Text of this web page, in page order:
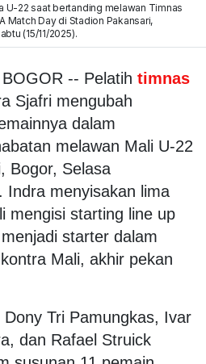
22 saat bertanding melawan Timnas
Match Day di Stadion Pakansari,
(15/11/2025).
-- Pelatih timnas
Sjafri mengubah
dalam
melawan Mali U-22
Bogor, Selasa
Indra menyisakan lima
mengisi starting line up
starter dalam
Mali, akhir pekan
Tri Pamungkas, Ivar
dan Rafael Struick